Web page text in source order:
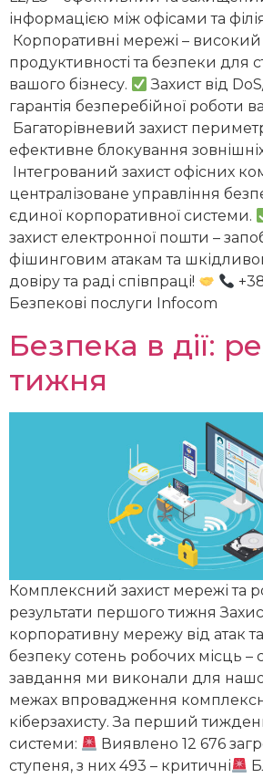
інформацією між офісами та
Корпоративні мережі – високий
продуктивності та безпеки для
вашого бізнесу.
Захист від
гарантія безперебійної роботи
Багаторівневий захист
ефективне блокування
Інтегрований захист офісних
централізоване управління
єдиної корпоративної системи.
захист електронної пошти –
фішинговим атакам та
довіру та раді співпраці!
Безпекові послуги Infocom
Безпека в дії:
тижня
Комплексний захист мережі та
результати першого тижня
корпоративну мережу від атак
безпеку сотень робочих місць –
завдання ми виконали для
межах впровадження
кіберзахисту. За перший
системи:
Виявлено 12 676
ступеня, з них 493 – критичні